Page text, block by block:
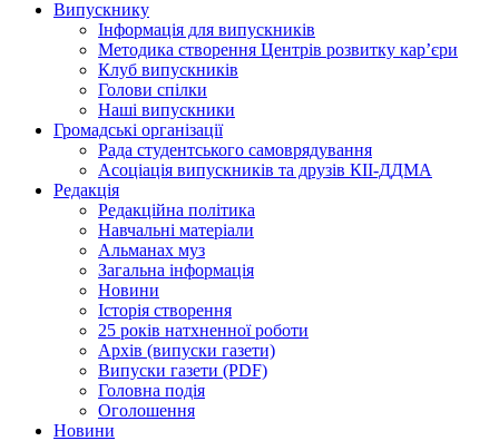
Випускнику
Інформація для випускників
Методика створення Центрів розвитку кар’єри
Клуб випускників
Голови спілки
Наші випускники
Громадські організації
Рада студентського самоврядування
Асоціація випускників та друзів КІІ-ДДМА
Редакція
Редакційна політика
Навчальні матеріали
Альманах муз
Загальна інформація
Новини
Історія створення
25 років натхненної роботи
Архів (випуски газети)
Випуски газети (PDF)
Головна подія
Оголошення
Новини